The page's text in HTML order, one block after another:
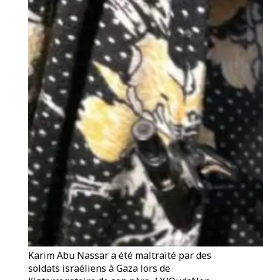
Karim Abu Nassar a été maltraité par des
soldats israéliens à Gaza lors de